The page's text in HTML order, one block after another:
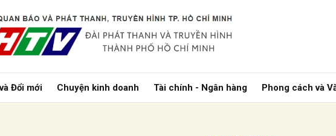
Đổi mới Chuyện kinh doanh Tài chính - Ngân hàng Phong cách và